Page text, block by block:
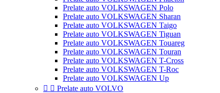
Prelate auto VOLKSWAGEN Polo
Prelate auto VOLKSWAGEN Sharan
Prelate auto VOLKSWAGEN Taigo
Prelate auto VOLKSWAGEN Tiguan
Prelate auto VOLKSWAGEN Touareg
Prelate auto VOLKSWAGEN Touran
Prelate auto VOLKSWAGEN T-Cross
Prelate auto VOLKSWAGEN T-Roc
Prelate auto VOLKSWAGEN Up
  Prelate auto VOLVO